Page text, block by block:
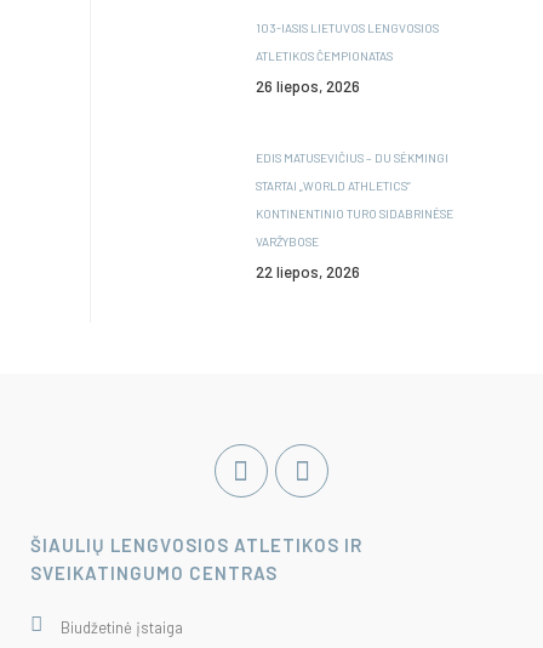
103-IASIS LIETUVOS LENGVOSIOS
ATLETIKOS ČEMPIONATAS
26 liepos, 2026
EDIS MATUSEVIČIUS – DU SĖKMINGI
STARTAI „WORLD ATHLETICS“
KONTINENTINIO TURO SIDABRINĖSE
VARŽYBOSE
22 liepos, 2026
ŠIAULIŲ LENGVOSIOS ATLETIKOS IR
SVEIKATINGUMO CENTRAS
Biudžetinė įstaiga